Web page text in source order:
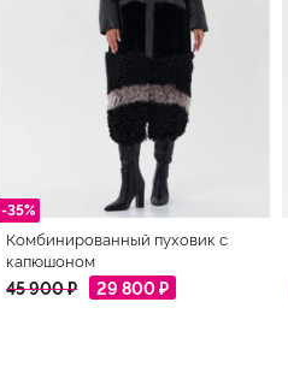
-35%
Комбинированный пуховик с
капюшоном
45 900 ₽ 29 800 ₽